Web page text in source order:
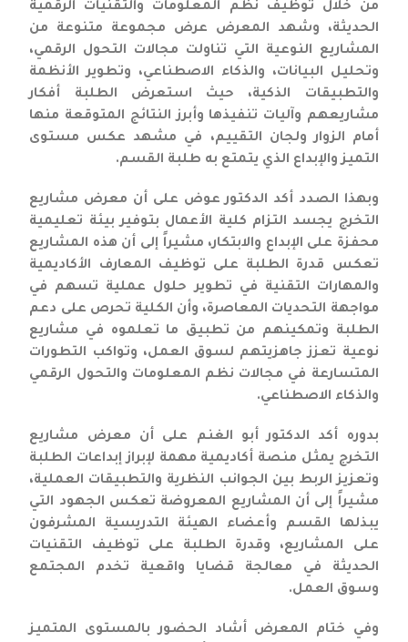
من خلال توظيف نظم المعلومات والتقنيات الرقمية
الحديثة، وشهد المعرض عرض مجموعة متنوعة من
المشاريع النوعية التي تناولت مجالات التحول الرقمي،
وتحليل البيانات، والذكاء الاصطناعي، وتطوير الأنظمة
والتطبيقات الذكية، حيث استعرض الطلبة أفكار
مشاريعهم وآليات تنفيذها وأبرز النتائج المتوقعة منها
أمام الزوار ولجان التقييم، في مشهد عكس مستوى
التميز والإبداع الذي يتمتع به طلبة القسم.
وبهذا الصدد أكد الدكتور عوض على أن معرض مشاريع
التخرج يجسد التزام كلية الأعمال بتوفير بيئة تعليمية
محفزة على الإبداع والابتكار، مشيراً إلى أن هذه المشاريع
تعكس قدرة الطلبة على توظيف المعارف الأكاديمية
والمهارات التقنية في تطوير حلول عملية تسهم في
مواجهة التحديات المعاصرة، وأن الكلية تحرص على دعم
الطلبة وتمكينهم من تطبيق ما تعلموه في مشاريع
نوعية تعزز جاهزيتهم لسوق العمل، وتواكب التطورات
المتسارعة في مجالات نظم المعلومات والتحول الرقمي
والذكاء الاصطناعي.
بدوره أكد الدكتور أبو الغنم على أن معرض مشاريع
التخرج يمثل منصة أكاديمية مهمة لإبراز إبداعات الطلبة
وتعزيز الربط بين الجوانب النظرية والتطبيقات العملية،
مشيراً إلى أن المشاريع المعروضة تعكس الجهود التي
يبذلها القسم وأعضاء الهيئة التدريسية المشرفون
على المشاريع، وقدرة الطلبة على توظيف التقنيات
الحديثة في معالجة قضايا واقعية تخدم المجتمع
وسوق العمل.
وفي ختام المعرض أشاد الحضور بالمستوى المتميز